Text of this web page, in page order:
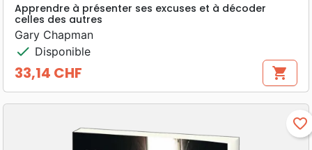
Apprendre à présenter ses excuses et à décoder
celles des autres
Gary Chapman
check Disponible
Prix
33,14 CHF shopping_cart
favorite_border